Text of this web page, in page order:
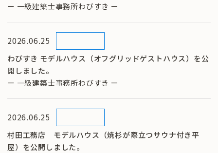
ー 一級建築士事務所わびすき ー
2026.06.25
わびすき モデルハウス（オフグリッドゲストハウス）を公
開しました。
ー 一級建築士事務所わびすき ー
2026.06.25
村田工務店 モデルハウス（焼杉が際立つサウナ付き平
屋）を公開しました。